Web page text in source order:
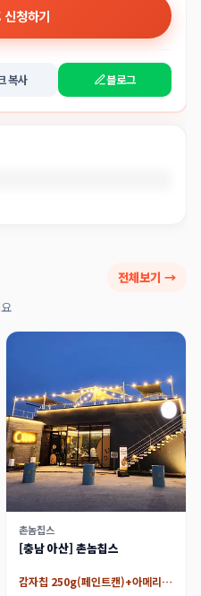
신청하기
복사 블로그
전체보기 →
촌놈칩스
[충남 아산] 촌놈칩스
감자칩 250g(페인트캔)+아메리카노 2잔